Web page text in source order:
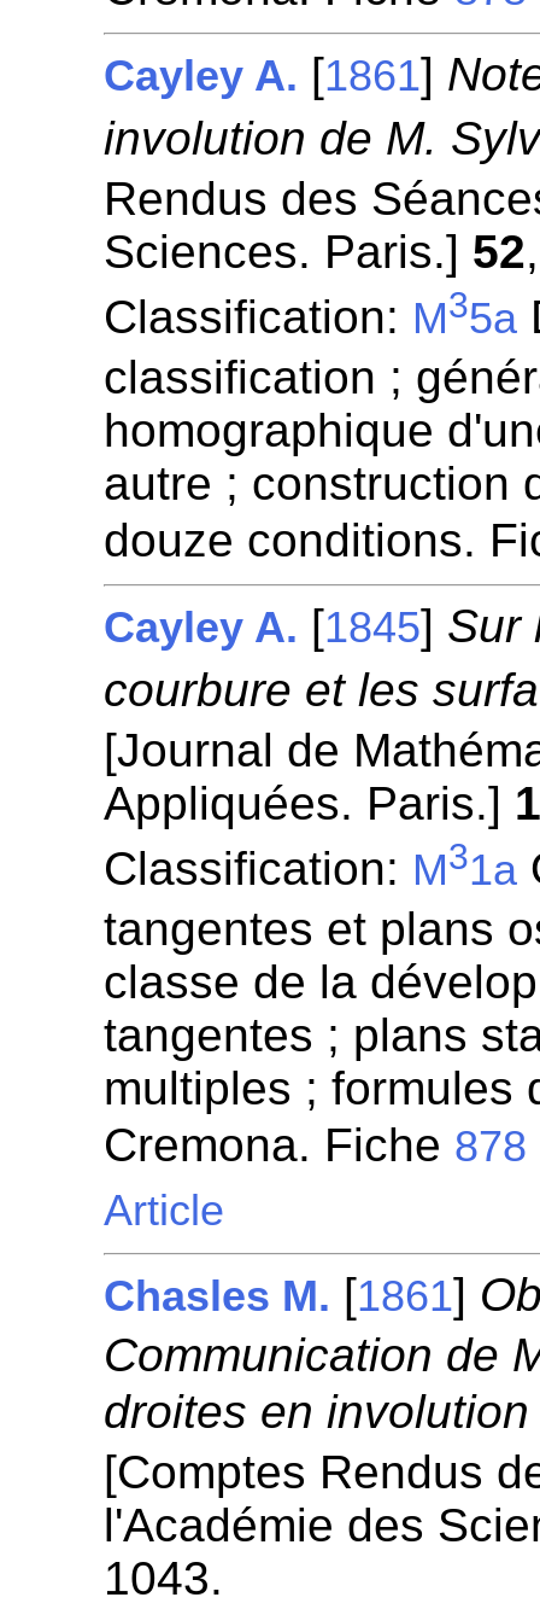
Cayley A. [1861]
involution de M.
Rendus des
Sciences. Paris.] 52
Classification: M35a
classification ;
homographique
autre ; construction
douze conditions.
Cayley A. [1845] Sur
courbure et les
[Journal de
Appliquées. Paris.]
Classification: M31a
tangentes et plans
classe de la
tangentes ; plans
multiples ; formules
Cremona. Fiche 878
Article
Chasles M. [1861]
Communication de
droites en
[Comptes Rendus
l'Académie des
1043.